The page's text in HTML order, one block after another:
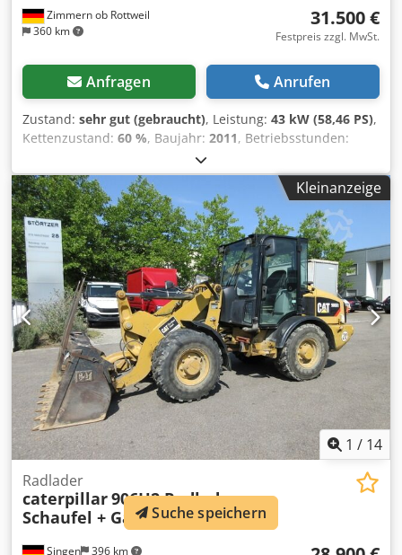
Zimmern ob Rottweil
360 km
31.500 €
Festpreis zzgl. MwSt.
Anfragen Anrufen
Zustand: sehr gut (gebraucht), Leistung: 43 kW (58,46 PS),
Kettenzustand: 60 %, Baujahr: 2011, Betriebsstunden:
Gummiketten, Klimaanlage
CATERPILLAR 308D Baujahr 2011 Betriebsstunden: 8.204
Std. Geschlossene Kabine Klimaanlage Radio
Monoausleger Stiellänge: 2,20 m. Hammer-, Greifer-,
Scheren- Verrohrung Schnellwechsler OQ45 1x Löffel –
750mm breit Laufwerk ca. 60% erhalten Dodpfx Aaozrt
Ams Eokr Bodenplatten 450 mm breit Schildabstützung
Mitsubishi Motor mit 43 kW CE Einsatzgewicht: 8,5 to.
Kleinanzeige
1 / 14
Singen 396 km
Radlader
caterpillar906H2 Radlader,
Schaufel + GabelSuche speichern